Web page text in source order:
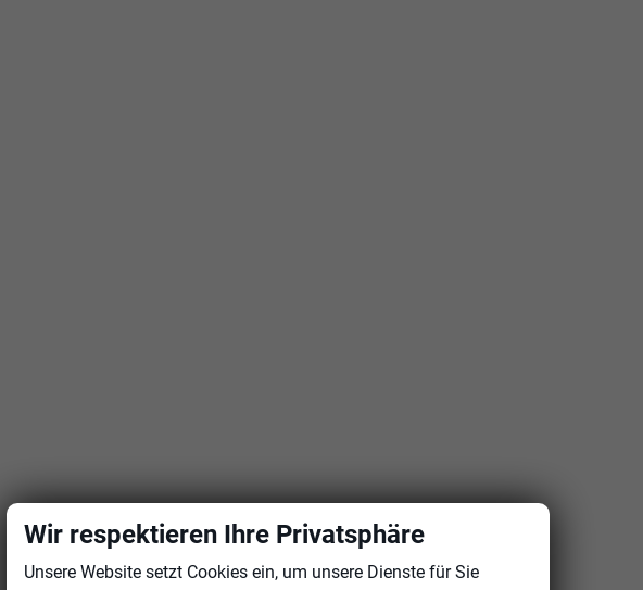
Wir respektieren Ihre Privatsphäre
Unsere Website setzt Cookies ein, um unsere Dienste für Sie